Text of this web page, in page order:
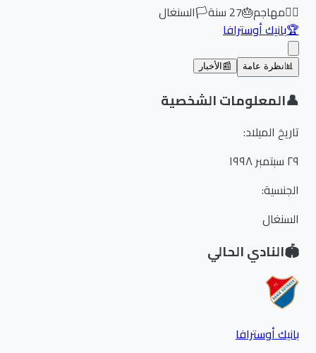
مهاجم🎂
27سنة🏳️السنغال
بانيك أوسترافا
نظرة عامة 📰 الأخبار
المعلومات الشخصية
تاريخ الميلاد:
الجنسية:
السنغال
النادي الحالي
بانيك أوسترافا